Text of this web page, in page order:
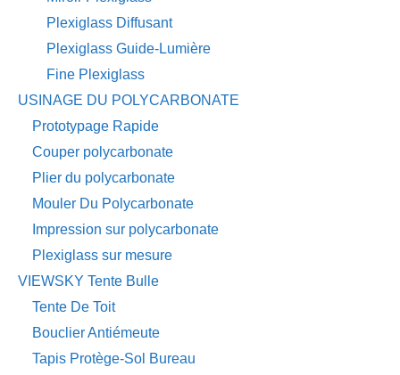
Plexiglass Diffusant
Plexiglass Guide-Lumière
Fine Plexiglass
USINAGE DU POLYCARBONATE
Prototypage Rapide
Couper polycarbonate
Plier du polycarbonate
Mouler Du Polycarbonate
Impression sur polycarbonate
Plexiglass sur mesure
VIEWSKY Tente Bulle
Tente De Toit
Bouclier Antiémeute
Tapis Protège-Sol Bureau